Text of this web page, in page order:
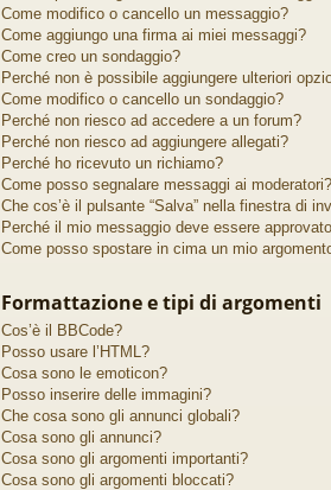
Come modifico o cancello un messaggio?
Come aggiungo una firma ai miei messaggi?
Come creo un sondaggio?
Perché non è possibile aggiungere ulteriori
Come modifico o cancello un sondaggio?
Perché non riesco ad accedere a un forum?
Perché non riesco ad aggiungere allegati?
Perché ho ricevuto un richiamo?
Come posso segnalare messaggi ai moderatori?
Che cos’è il pulsante “Salva” nella finestra di
Perché il mio messaggio deve essere
Come posso spostare in cima un mio
Formattazione e tipi di argomenti
Cos’è il BBCode?
Posso usare l’HTML?
Cosa sono le emoticon?
Posso inserire delle immagini?
Che cosa sono gli annunci globali?
Cosa sono gli annunci?
Cosa sono gli argomenti importanti?
Cosa sono gli argomenti bloccati?